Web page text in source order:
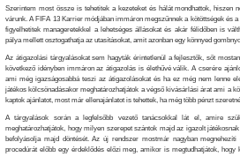
Szerintem most össze is tehetitek a kezeteket és hálát mondhattok,
várunk. A FIFA 13 Karrier módjában immáron megszűnnek a kötöttségek és
figyelhetitek manageretekkel a lehetséges állásokat és akár félidőben is
pálya mellett osztogathatja az utasításokat, amit azonban egy könnyed
Az átigazolási tárgyalásokat sem hagyták érintetlenül a fejlesztők, sőt
következő idényben immáron az átigazolás is élethűvé válik. A cserére
ami még igazságosabbá teszi az átigazolásokat és ha ez még nem lenne
játékos kölcsönadásakor meghatározhatjátok a végső kivásárlási árat ami a
kaptok ajánlatot, most már ellenajánlatot is tehettek, ha még több pénzt
A tárgyalások során a legfelsőbb vezető tanácsokkal lát el, amire
meghatározhatjátok, hogy milyen szerepet szántok majd az igazolt
befolyásolja majd döntését. Az új rendszer mostmár nagyban
procedúrát előbb egy érdeklődés előzi meg, amikor is megtudhatjátok,